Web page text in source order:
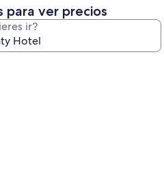
para ver precios
ir?